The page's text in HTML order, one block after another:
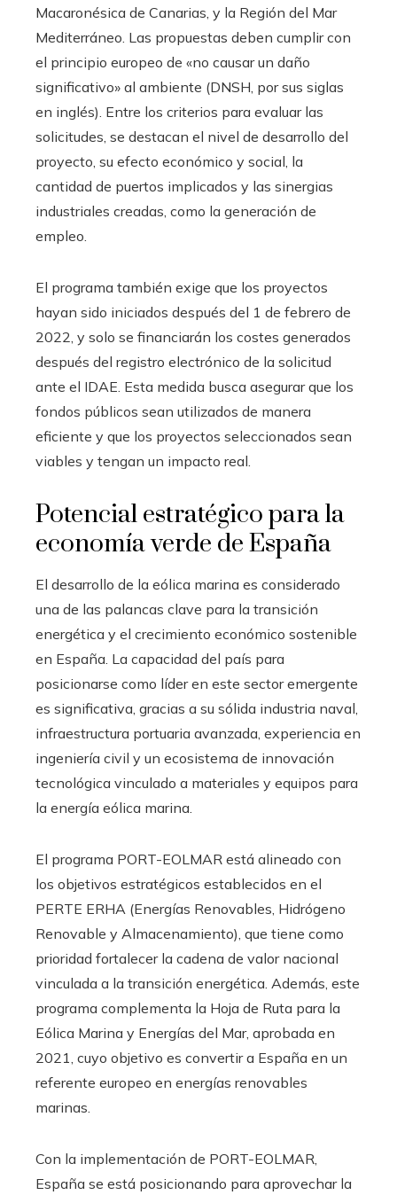
Macaronésica de Canarias, y la Región del Mar
Mediterráneo. Las propuestas deben cumplir con
el principio europeo de «no causar un daño
significativo» al ambiente (DNSH, por sus siglas
en inglés). Entre los criterios para evaluar las
solicitudes, se destacan el nivel de desarrollo del
proyecto, su efecto económico y social, la
cantidad de puertos implicados y las sinergias
industriales creadas, como la generación de
empleo.
El programa también exige que los proyectos
hayan sido iniciados después del 1 de febrero de
2022, y solo se financiarán los costes generados
después del registro electrónico de la solicitud
ante el IDAE. Esta medida busca asegurar que los
fondos públicos sean utilizados de manera
eficiente y que los proyectos seleccionados sean
viables y tengan un impacto real.
Potencial estratégico para la
economía verde de España
El desarrollo de la eólica marina es considerado
una de las palancas clave para la transición
energética y el crecimiento económico sostenible
en España. La capacidad del país para
posicionarse como líder en este sector emergente
es significativa, gracias a su sólida industria naval,
infraestructura portuaria avanzada, experiencia en
ingeniería civil y un ecosistema de innovación
tecnológica vinculado a materiales y equipos para
la energía eólica marina.
El programa PORT-EOLMAR está alineado con
los objetivos estratégicos establecidos en el
PERTE ERHA (Energías Renovables, Hidrógeno
Renovable y Almacenamiento), que tiene como
prioridad fortalecer la cadena de valor nacional
vinculada a la transición energética. Además, este
programa complementa la Hoja de Ruta para la
Eólica Marina y Energías del Mar, aprobada en
2021, cuyo objetivo es convertir a España en un
referente europeo en energías renovables
marinas.
Con la implementación de PORT-EOLMAR,
España se está posicionando para aprovechar la